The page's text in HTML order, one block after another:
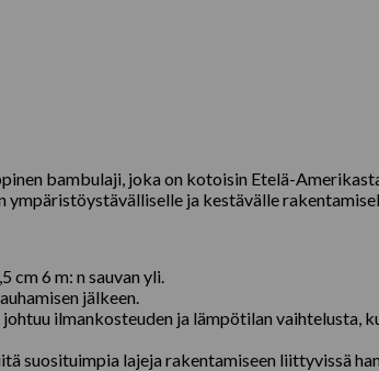
bambulaji, joka on kotoisin Etelä-
ja kestävälle
6 m: n sauvan yli.
jälkeen.
ilmankosteuden ja lämpötilan vaihtelusta,
suosituimpia lajeja rakentamiseen liittyvissä